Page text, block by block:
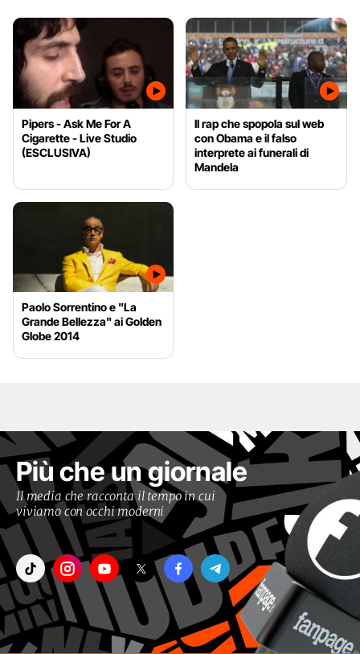
Pipers - Ask Me For A
Cigarette - Live Studio
(ESCLUSIVA)
Il rap che spopola sul web
con Obama e il falso
interprete ai funerali di
Mandela
Paolo Sorrentino e "La
Grande Bellezza" ai Golden
Globe 2014
Più che un giornale
Il media che racconta il tempo in cui
viviamo con occhi moderni